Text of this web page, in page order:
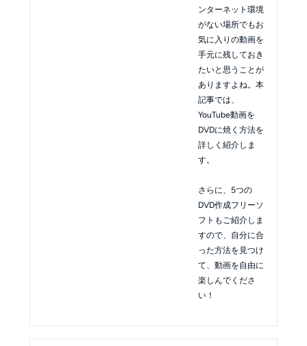
ンターネット環境
がない場所でもお
気に入りの動画を
手元に残しておき
たいと思うことが
ありますよね。本
記事では、
YouTube動画を
DVDに焼く方法を
詳しく紹介しま
す。
さらに、5つの
DVD作成フリーソ
フトもご紹介しま
すので、自分に合
った方法を見つけ
て、動画を自由に
楽しんでくださ
い！